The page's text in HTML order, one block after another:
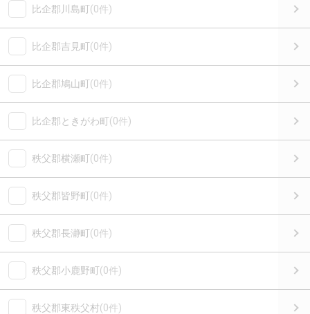
比企郡川島町(0件)
比企郡吉見町(0件)
比企郡鳩山町(0件)
比企郡ときがわ町(0件)
秩父郡横瀬町(0件)
秩父郡皆野町(0件)
秩父郡長瀞町(0件)
秩父郡小鹿野町(0件)
秩父郡東秩父村(0件)